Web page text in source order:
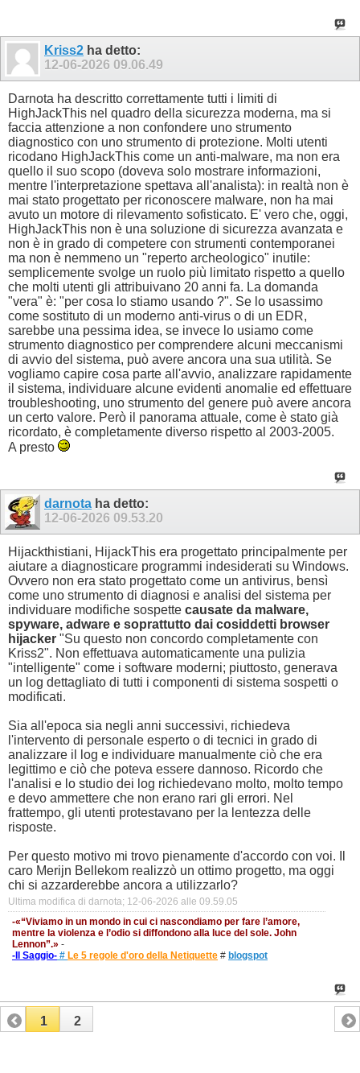
Kriss2 ha detto:
12-06-2026 09.06.49
Darnota ha descritto correttamente tutti i limiti di
HighJackThis nel quadro della sicurezza moderna, ma si
faccia attenzione a non confondere uno strumento
diagnostico con uno strumento di protezione. Molti utenti
ricodano HighJackThis come un anti-malware, ma non era
quello il suo scopo (doveva solo mostrare informazioni,
mentre l'interpretazione spettava all'analista): in realtà non è
mai stato progettato per riconoscere malware, non ha mai
avuto un motore di rilevamento sofisticato. E' vero che, oggi,
HighJackThis non è una soluzione di sicurezza avanzata e
non è in grado di competere con strumenti contemporanei
ma non è nemmeno un "reperto archeologico" inutile:
semplicemente svolge un ruolo più limitato rispetto a quello
che molti utenti gli attribuivano 20 anni fa. La domanda
"vera" è: "per cosa lo stiamo usando ?". Se lo usassimo
come sostituto di un moderno anti-virus o di un EDR,
sarebbe una pessima idea, se invece lo usiamo come
strumento diagnostico per comprendere alcuni meccanismi
di avvio del sistema, può avere ancora una sua utilità. Se
vogliamo capire cosa parte all'avvio, analizzare rapidamente
il sistema, individuare alcune evidenti anomalie ed effettuare
troubleshooting, uno strumento del genere può avere ancora
un certo valore. Però il panorama attuale, come è stato già
ricordato, è completamente diverso rispetto al 2003-2005.
A presto
darnota ha detto:
12-06-2026 09.53.20
Hijackthistiani, HijackThis era progettato principalmente per
aiutare a diagnosticare programmi indesiderati su Windows.
Ovvero non era stato progettato come un antivirus, bensì
come uno strumento di diagnosi e analisi del sistema per
individuare modifiche sospette causate da malware,
spyware, adware e soprattutto dai cosiddetti browser
hijacker "Su questo non concordo completamente con
Kriss2". Non effettuava automaticamente una pulizia
"intelligente" come i software moderni; piuttosto, generava
un log dettagliato di tutti i componenti di sistema sospetti o
modificati.
Sia all'epoca sia negli anni successivi, richiedeva
l'intervento di personale esperto o di tecnici in grado di
analizzare il log e individuare manualmente ciò che era
legittimo e ciò che poteva essere dannoso. Ricordo che
l'analisi e lo studio dei log richiedevano molto, molto tempo
e devo ammettere che non erano rari gli errori. Nel
frattempo, gli utenti protestavano per la lentezza delle
risposte.
Per questo motivo mi trovo pienamente d'accordo con voi. Il
caro Merijn Bellekom realizzò un ottimo progetto, ma oggi
chi si azzarderebbe ancora a utilizzarlo?
Ultima modifica di darnota; 12-06-2026 alle 09.59.05
-«“Viviamo in un mondo in cui ci nascondiamo per fare l’amore,
mentre la violenza e l’odio si diffondono alla luce del sole. John
Lennon”.» -
-Il Saggio- # Le 5 regole d'oro della Netiquette # blogspot
1 2